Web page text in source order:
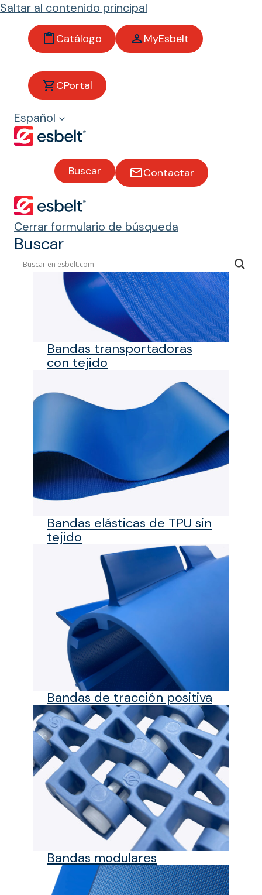
Saltar al contenido principal
Catálogo MyEsbelt
CPortal
Español
Buscar Contactar
Cerrar formulario de búsqueda
Buscar
Bandas
transportadoras y
de proceso
Tipos de banda
Bandas transportadoras
con tejido
Bandas elásticas de TPU sin
tejido
Bandas de tracción positiva
Bandas modulares